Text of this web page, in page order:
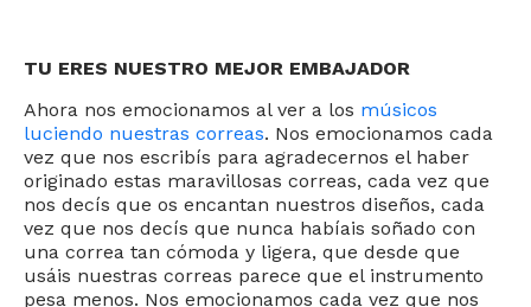
TU ERES NUESTRO MEJOR EMBAJADOR
Ahora nos emocionamos al ver a los músicos
luciendo nuestras correas. Nos emocionamos cada
vez que nos escribís para agradecernos el haber
originado estas maravillosas correas, cada vez que
nos decís que os encantan nuestros diseños, cada
vez que nos decís que nunca habíais soñado con
una correa tan cómoda y ligera, que desde que
usáis nuestras correas parece que el instrumento
pesa menos. Nos emocionamos cada vez que nos